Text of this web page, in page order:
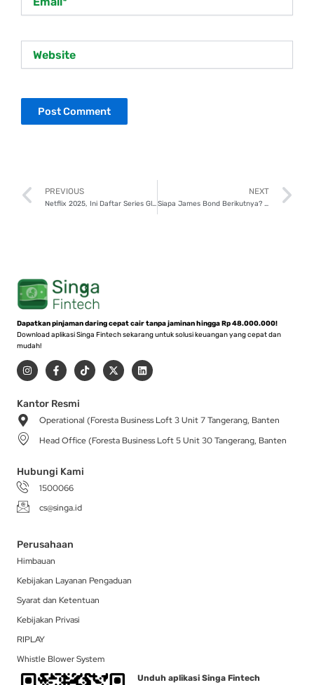
Prev
PREVIOUS
Netflix 2025, Ini Daftar Series Global Paling Ditunggu!
NEXT
Siapa James Bond Berikutnya? Ini Deretan Kandidat Kuat untuk 2025!
Dapatkan pinjaman daring cepat cair tanpa jaminan hingga Rp 48.000.000!
Download aplikasi Singa Fintech sekarang untuk solusi keuangan yang cepat dan
mudah!
I
n
s
a
g
r
a
m
F
a
c
b
o
-
T
i
k
X
-
t
t
r
L
i
n
i
Kantor Resmi
Operational (Foresta Business Loft 3 Unit 7 Tangerang, Banten
Head Office (Foresta Business Loft 5 Unit 30 Tangerang, Banten
Hubungi Kami
1500066
cs@singa.id
Perusahaan
Himbauan
Kebijakan Layanan Pengaduan
Syarat dan Ketentuan
Kebijakan Privasi
RIPLAY
Whistle Blower System
Unduh aplikasi Singa Fintech